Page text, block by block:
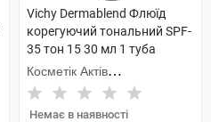
Vichy Dermablend Флюїд
корегуючий тональний SPF-
35 тон 15 30 мл 1 туба
Косметік Актів
Інтернаціональ
Немає в наявності